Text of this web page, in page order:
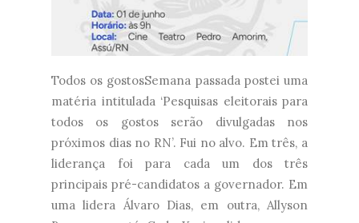
Todos os gostosSemana passada postei uma
matéria intitulada ‘Pesquisas eleitorais para
todos os gostos serão divulgadas nos
próximos dias no RN’. Fui no alvo. Em três, a
liderança foi para cada um dos três
principais pré-candidatos a governador. Em
uma lidera Álvaro Dias, em outra, Allyson